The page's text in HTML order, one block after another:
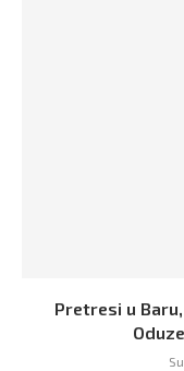
Pretresi u